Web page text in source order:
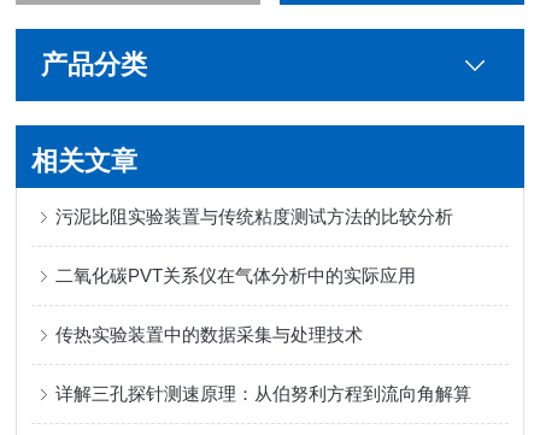
产品分类
相关文章
污泥比阻实验装置与传统粘度测试方法的比较分析
二氧化碳PVT关系仪在气体分析中的实际应用
传热实验装置中的数据采集与处理技术
详解三孔探针测速原理：从伯努利方程到流向角解算